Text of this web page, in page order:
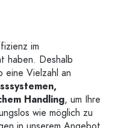
im
haben. Deshalb
eine Vielzahl an
Handling, um Ihre
wie möglich zu